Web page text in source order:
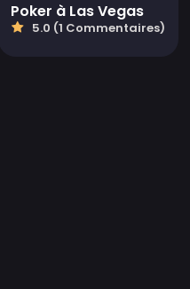
Poker à Las Vegas
5.0 (1 Commentaires)